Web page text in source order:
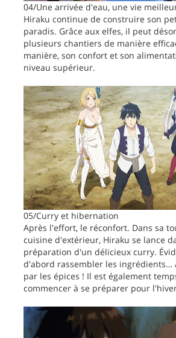
04/Une arrivée d'eau, une vie
Hiraku continue de construire son
paradis. Grâce aux elfes, il peut
plusieurs chantiers de manière
manière, son confort et son
niveau supérieur.
05/Curry et hibernation
Après l'effort, le réconfort. Dans sa
cuisine d'extérieur, Hiraku se lance
préparation d'un délicieux curry.
d'abord rassembler les ingrédients…
par les épices ! Il est également
commencer à se préparer pour